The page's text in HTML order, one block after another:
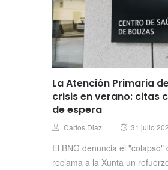
La Atención Primaria
crisis en verano: citas
de espera
Author
Carlos Diaz
Posted
31 julio
El BNG denuncia el
reclama a la Xunta un